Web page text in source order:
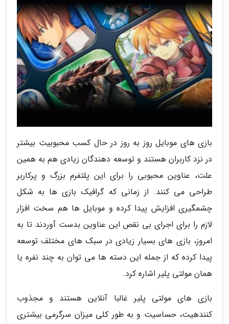
بازی های موبایل روز به روز در حال کسب محبوبیت بیشتر
در نزد کاربران هستند و توسعه دهندگان زیادی هم به همین
علت، عناوین محبوبی را برای این پلتفرم بزرگ و پرکاربر
طراحی می کنند. از زمانی که گرافیک بازی ها به شکل
چشمگیری افزایش پیدا کرده و موبایل ها هم سخت افزار
لازم را برای اجرای بی نقص این عناوین بدست آوردند تا به
امروز، بازی های بسیار زیادی در سبک های مختلف توسعه
پیدا کرده که از جمله این دسته ها می توان به چند نفره یا
همان مولتی پلیر اشاره کرد.
بازی های مولتی پلیر غالبا آنلاین هستند و مجذوب
کنندهیت، حساسیت و به طور کلی میزان سرگرمی بیشتری